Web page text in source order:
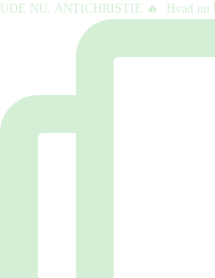
UDE NU: ANTICHRISTIE 🔥⁠ ⁠ Hvad nu